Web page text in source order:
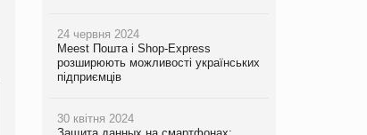
24 червня 2024
Meest Пошта і Shop-Express
розширюють можливості українських
підприємців
30 квітня 2024